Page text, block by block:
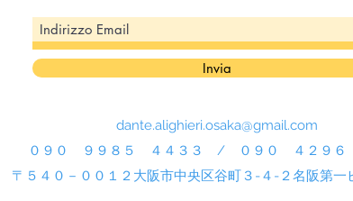
Invia
dante.alighieri.osaka@gmail.com
０９０ ９９８５ ４４３３ / ０９０ ４２９６
〒５４０－００１２大阪市中央区谷町３-４-２名阪第一